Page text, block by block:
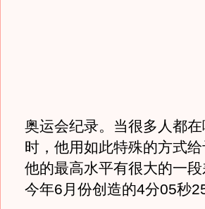
奥运会纪录。当很多人都
时，他用如此特殊的方式
他的最高水平有很大的一
今年6月份创造的4分05秒